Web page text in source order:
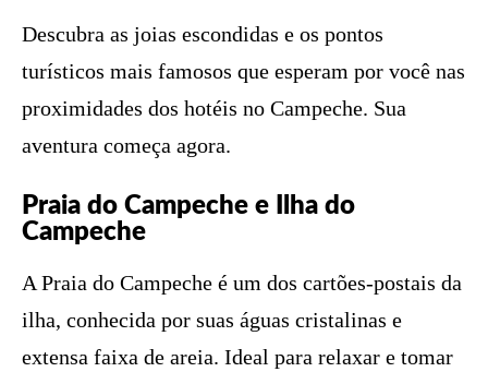
Descubra as joias escondidas e os pontos
turísticos mais famosos que esperam por você nas
proximidades dos hotéis no Campeche. Sua
aventura começa agora.
Praia do Campeche e Ilha do
Campeche
A Praia do Campeche é um dos cartões-postais da
ilha, conhecida por suas águas cristalinas e
extensa faixa de areia. Ideal para relaxar e tomar